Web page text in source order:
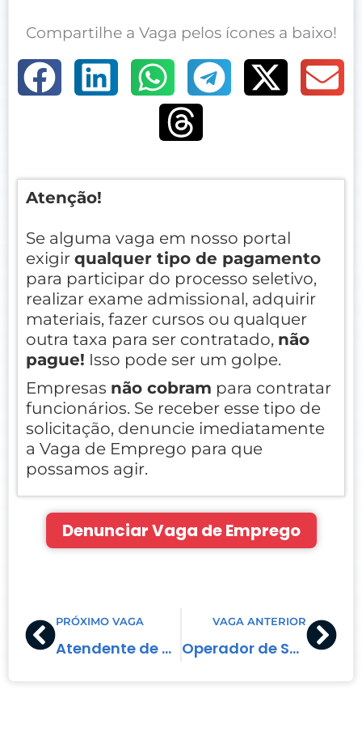
Compartilhe a Vaga pelos ícones a baixo!
Atenção!
Se alguma vaga em nosso portal
exigir qualquer tipo de pagamento
para participar do processo seletivo,
realizar exame admissional, adquirir
materiais, fazer cursos ou qualquer
outra taxa para ser contratado, não
pague! Isso pode ser um golpe.
Empresas não cobram para contratar
funcionários. Se receber esse tipo de
solicitação, denuncie imediatamente
a Vaga de Emprego para que
possamos agir.
Denunciar Vaga de Emprego
Prev
PRÓXIMO VAGA
Atendente de Consultório Médico
VAGA ANTERIOR
Operador de Supermercado – Mercearia